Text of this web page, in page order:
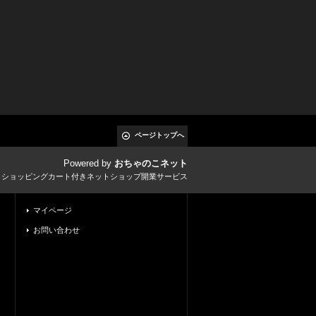
ページトップへ
Powered by おちゃのこネット
ョッピングカート付きネットショップ開業サービス
マイページ
お問い合わせ